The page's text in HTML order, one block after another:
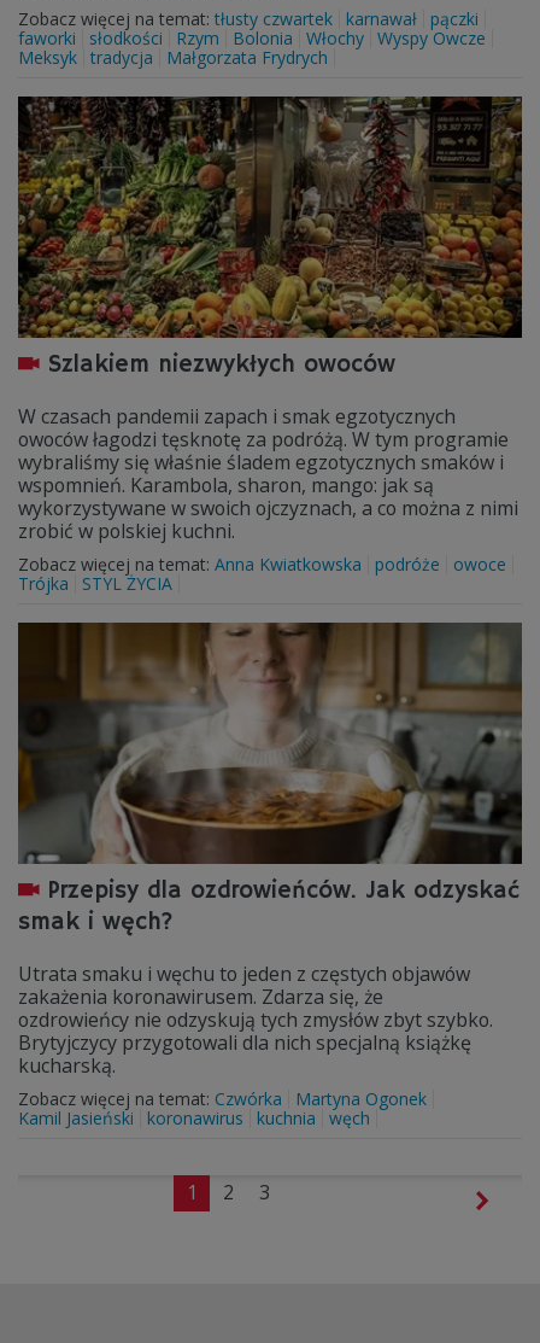
Zobacz więcej na temat: tłusty czwartek karnawał
pączki
faworki
słodkości Rzym Bolonia Włochy Wyspy Owcze
Meksyk tradycja Małgorzata Frydrych
Szlakiem niezwykłych owoców
W czasach pandemii zapach i smak egzotycznych
owoców łagodzi tęsknotę za podróżą. W tym programie
wybraliśmy się właśnie śladem egzotycznych smaków i
wspomnień. Karambola, sharon, mango: jak są
wykorzystywane w swoich ojczyznach, a co można z nimi
zrobić w polskiej kuchni.
Zobacz więcej na temat: Anna Kwiatkowska podróże
owoce
Trójka
STYL ŻYCIA
Przepisy dla ozdrowieńców. Jak odzyskać
smak i węch?
Utrata smaku i węchu to jeden z częstych objawów
zakażenia koronawirusem. Zdarza się, że
ozdrowieńcy nie odzyskują tych zmysłów zbyt szybko.
Brytyjczycy przygotowali dla nich specjalną książkę
kucharską.
Zobacz więcej na temat: Czwórka
Martyna Ogonek
Kamil Jasieński
koronawirus kuchnia węch
1 2 3